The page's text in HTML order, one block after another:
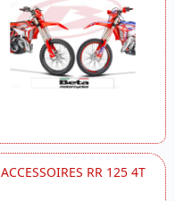
ACCESSOIRES RR 125 4T